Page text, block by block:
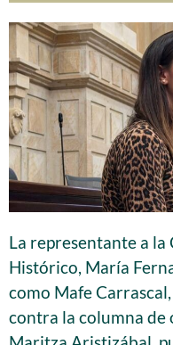
La representante a la
Histórico, María
como Mafe
contra la columna de